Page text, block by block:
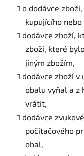
o dodávce
kupujícího
dodávce zboží,
zboží, které
jiným zbožím,
dodávce zboží v
obalu vyňal a z
vrátit,
dodávce
počítačového
obal,